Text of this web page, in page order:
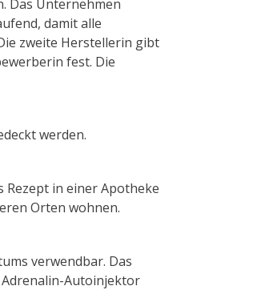
Das Unternehmen
damit alle
zweite Herstellerin gibt
fest. Die
werden.
Rezept in einer Apotheke
Orten wohnen.
verwendbar. Das
Adrenalin-Autoinjektor